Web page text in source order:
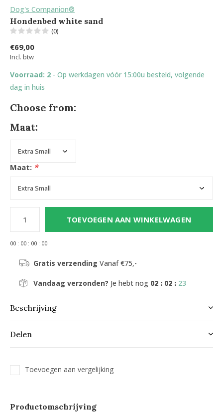
Dog's Companion®
Hondenbed white sand
(0)
€69,00
Incl. btw
Voorraad: 2 - Op werkdagen vóór 15:00u besteld, volgende
dag in huis
Choose from:
Maat:
Maat: *
TOEVOEGEN AAN WINKELWAGEN
00 : 00 : 00 : 00
Gratis verzending Vanaf €75,-
Vandaag verzonden? Je hebt nog 02 : 02 : 22
Beschrijving
Delen
Toevoegen aan vergelijking
Productomschrijving